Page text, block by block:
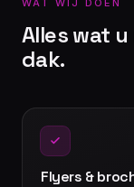
WAT WIJ DOEN
Alles wat
dak.
Flyers &